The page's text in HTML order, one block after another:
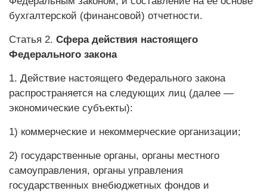
бухгалтерской (финансовой) отчетности.
Статья 2. Сфера действия настоящего
Федерального закона
1. Действие настоящего Федерального закона
распространяется на следующих лиц (далее —
экономические субъекты):
1) коммерческие и некоммерческие организации;
2) государственные органы, органы местного
самоуправления, органы управления
государственных внебюджетных фондов и